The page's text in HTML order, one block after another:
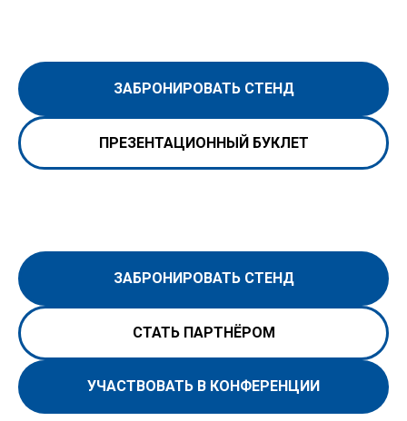
ЗАБРОНИРОВАТЬ СТЕНД
ПРЕЗЕНТАЦИОННЫЙ БУКЛЕТ
ЗАБРОНИРОВАТЬ СТЕНД
СТАТЬ ПАРТНЁРОМ
УЧАСТВОВАТЬ В КОНФЕРЕНЦИИ